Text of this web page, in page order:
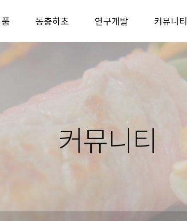
동충하초 연구개발 커뮤니티
커뮤니티